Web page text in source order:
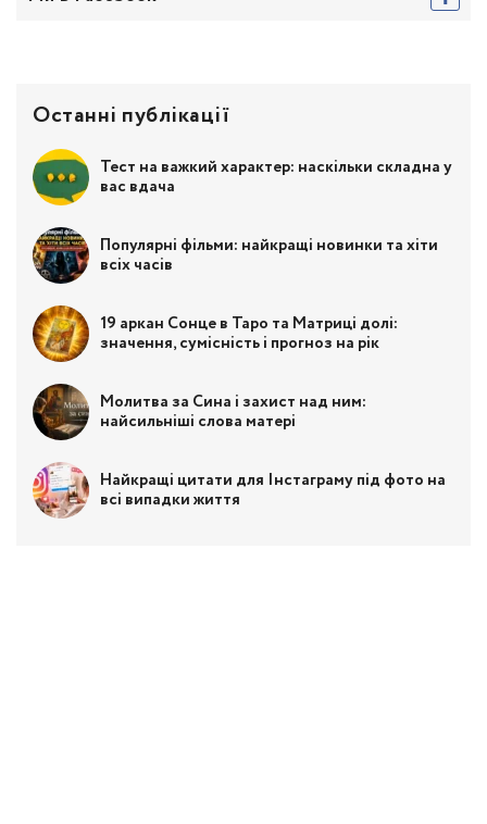
Останні публікації
Тест на важкий характер: наскільки складна у
вас вдача
Популярні фільми: найкращі новинки та хіти
всіх часів
19 аркан Сонце в Таро та Матриці долі:
значення, сумісність і прогноз на рік
Молитва за Сина і захист над ним:
найсильніші слова матері
Найкращі цитати для Інстаграму під фото на
всі випадки життя